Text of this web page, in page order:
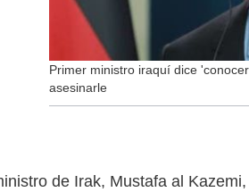
Primer ministro iraquí dice
asesinarle
de Irak, Mustafa al Kazemi,